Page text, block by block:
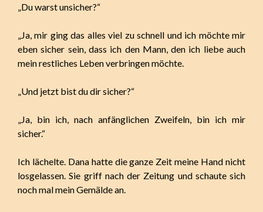
„Du warst unsicher?“
„Ja, mir ging das alles viel zu schnell und ich möchte mir
eben sicher sein, dass ich den Mann, den ich liebe auch
mein restliches Leben verbringen möchte.
„Und jetzt bist du dir sicher?“
„Ja, bin ich, nach anfänglichen Zweifeln, bin ich mir
sicher.“
Ich lächelte. Dana hatte die ganze Zeit meine Hand nicht
losgelassen. Sie griff nach der Zeitung und schaute sich
noch mal mein Gemälde an.